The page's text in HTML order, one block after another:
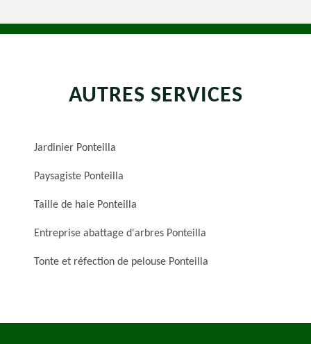
AUTRES SERVICES
Jardinier Ponteilla
Paysagiste Ponteilla
Taille de haie Ponteilla
Entreprise abattage d'arbres Ponteilla
Tonte et réfection de pelouse Ponteilla